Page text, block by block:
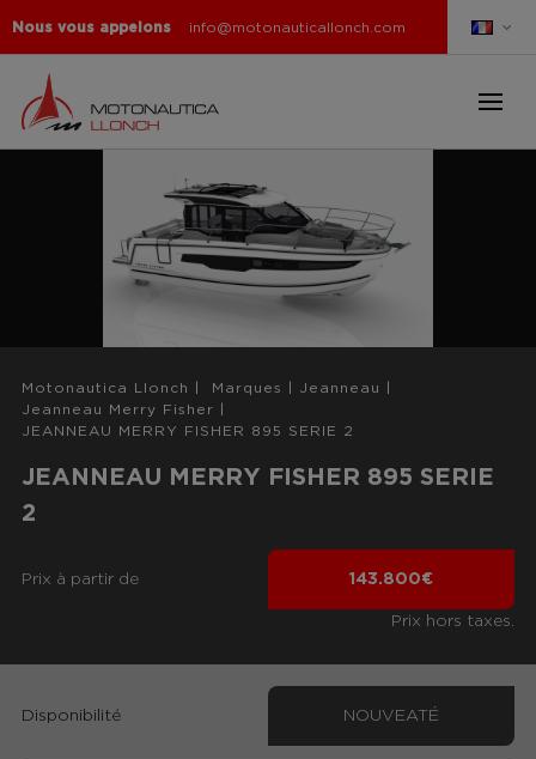
Nous vous appelons info@motonauticallonch.com
Motonautica Llonch Marques Jeanneau
Jeanneau Merry Fisher
JEANNEAU MERRY FISHER 895 SERIE 2
JEANNEAU MERRY FISHER 895 SERIE
2
Prix ​​à partir de 143.800€
Prix hors taxes.
Disponibilité NOUVEATÉ